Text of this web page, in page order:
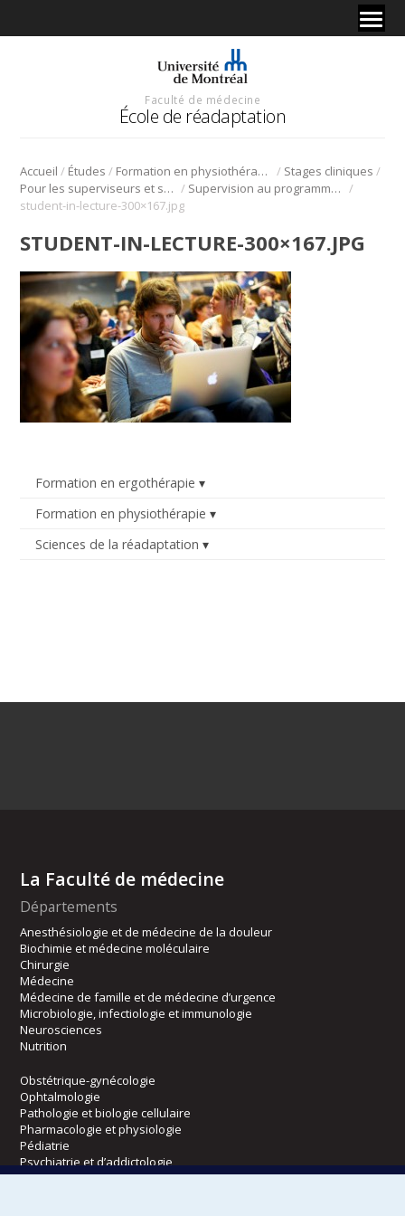
Faculté de médecine
École de réadaptation
Accueil / Études / Formation en physiothérapie / Stages cliniques /
Pour les superviseurs et superviseures cliniques / Supervision au programme de QPP /
student-in-lecture-300×167.jpg
Formation en ergothérapie
Formation en physiothérapie
Sciences de la réadaptation
STUDENT-IN-LECTURE-300×167.JPG
La Faculté de médecine
Départements
Anesthésiologie et de médecine de la douleur
Biochimie et médecine moléculaire
Chirurgie
Médecine
Médecine de famille et de médecine d’urgence
Microbiologie, infectiologie et immunologie
Neurosciences
Nutrition
Obstétrique-gynécologie
Ophtalmologie
Pathologie et biologie cellulaire
Pharmacologie et physiologie
Pédiatrie
Psychiatrie et d’addictologie
Radiologie, radio-oncologie et médecine nucléaire